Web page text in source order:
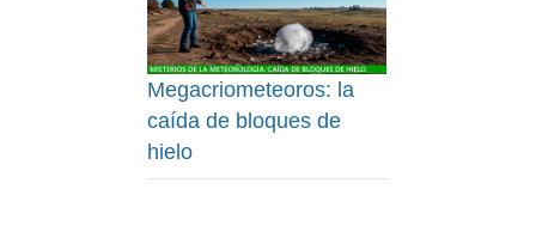
Megacriometeoros: la
caída de bloques de
hielo